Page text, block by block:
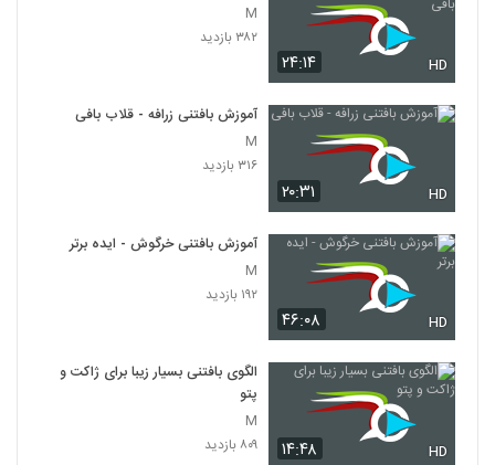
۲۴:۱۴ HD
M
۳۸۲ بازدید
۲۰:۳۱ HD
آموزش بافتنی زرافه - قلاب بافی
M
۳۱۶ بازدید
۴۶:۰۸ HD
آموزش بافتنی خرگوش - ایده برتر
M
۱۹۲ بازدید
۱۴:۴۸ HD
الگوی بافتنی بسیار زیبا برای ژاکت و
پتو
M
۸۰۹ بازدید